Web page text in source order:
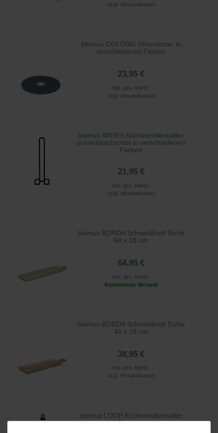
zzgl. Versandkosten
blomus OOLONG Untersetzer in
verschiedenen Farben
23,95 €
inkl. ges. MwSt.
zzgl. Versandkosten
blomus WIRES Küchenrollenhalter
pulverbeschichtet in verschiedenen
Farben
21,95 €
inkl. ges. MwSt.
zzgl. Versandkosten
blomus BORDA Schneidbrett Eiche
64 x 18 cm
64,95 €
inkl. ges. MwSt.
Kostenloser Versand
blomus BORDA Schneidbrett Eiche
44 x 15 cm
38,95 €
inkl. ges. MwSt.
zzgl. Versandkosten
blomus LOOP Küchenrollenhalter
Edelstahl